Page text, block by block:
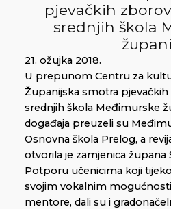
pjevačkih
srednjih škola
21. ožujka 2018.
U prepunom Centru za
Županijska smotra
srednjih škola Međimurske
događaja preuzeli su
Osnovna škola Prelog, a
otvorila je zamjenica župana
Potporu učenicima koji
svojim vokalnim
mentore, dali su i